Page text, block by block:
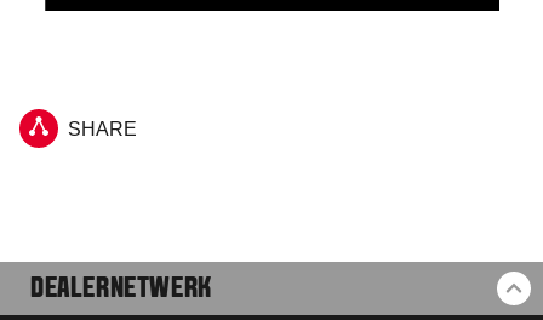
SHARE
DEALERNETWERK